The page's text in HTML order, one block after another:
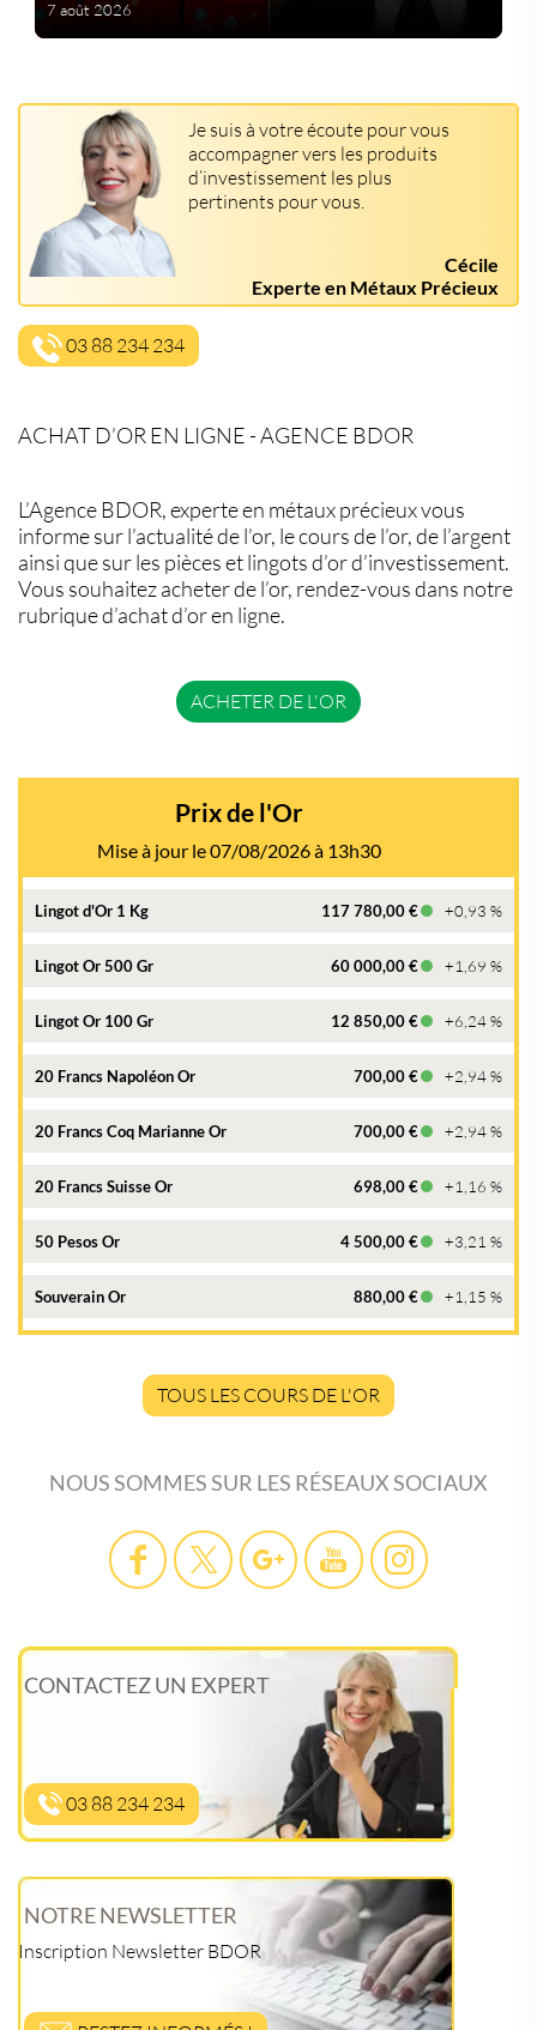
7 août 2026
Je suis à votre écoute pour vous
accompagner vers les produits
d’investissement les plus
pertinents pour vous.
Cécile
Experte en Métaux Précieux
03 88 234 234
ACHAT D’OR EN LIGNE - AGENCE BDOR
L’Agence BDOR, experte en métaux précieux vous
informe sur l’actualité de l’or, le cours de l’or, de l’argent
ainsi que sur les pièces et lingots d’or d’investissement.
Vous souhaitez acheter de l’or, rendez-vous dans notre
rubrique d’achat d’or en ligne.
ACHETER DE L'OR
Prix de l'Or
Mise à jour le 07/08/2026 à 13h30
Lingot d'Or 1 Kg 117 780,00 € +0,93 %
Lingot Or 500 Gr 60 000,00 € +1,69 %
Lingot Or 100 Gr 12 850,00 € +6,24 %
20 Francs Napoléon Or 700,00 € +2,94 %
20 Francs Coq Marianne Or 700,00 € +2,94 %
20 Francs Suisse Or 698,00 € +1,16 %
50 Pesos Or 4 500,00 € +3,21 %
Souverain Or 880,00 € +1,15 %
TOUS LES COURS DE L'OR
NOUS SOMMES SUR LES RÉSEAUX SOCIAUX
CONTACTEZ UN EXPERT
03 88 234 234
NOTRE NEWSLETTER
Inscription Newsletter BDOR